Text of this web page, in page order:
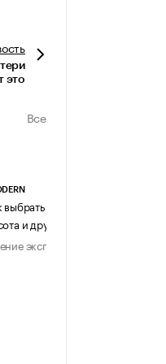
это
Все
выбрать журнальный столик:
и другие ключевые параметры
эксперта